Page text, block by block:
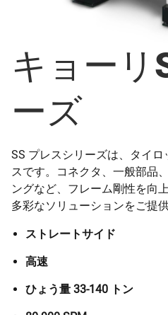
キョーリ
ーズ
SS プレスシリーズは、タイ
スです。コネクタ、一般部品
ングなど、フレーム剛性を向
多彩なソリューションをご提供
ストレートサイド
高速
ひょう量 33-140 トン